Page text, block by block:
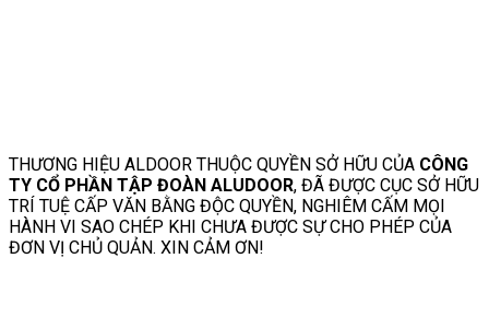
THƯƠNG HIỆU ALDOOR THUỘC QUYỀN SỞ HỮU CỦA CÔNG
TY CỔ PHẦN TẬP ĐOÀN ALUDOOR, ĐÃ ĐƯỢC CỤC SỞ HỮU
TRÍ TUỆ CẤP VĂN BẰNG ĐỘC QUYỀN, NGHIÊM CẤM MỌI
HÀNH VI SAO CHÉP KHI CHƯA ĐƯỢC SỰ CHO PHÉP CỦA
ĐƠN VỊ CHỦ QUẢN. XIN CẢM ƠN!